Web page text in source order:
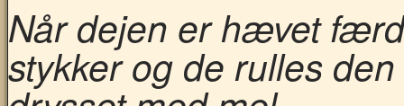
Når dejen er hævet
stykker og de rulles